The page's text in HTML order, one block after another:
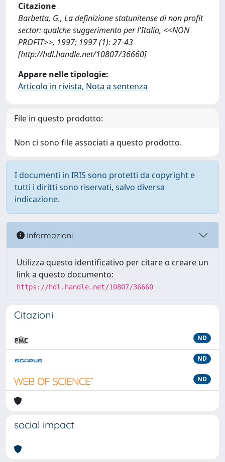
Citazione
Barbetta, G., La definizione statunitense di non profit
sector: qualche suggerimento per l'Italia, <<NON
PROFIT>>, 1997; 1997 (1): 27-43
[http://hdl.handle.net/10807/36660]
Appare nelle tipologie:
Articolo in rivista, Nota a sentenza
File in questo prodotto:
Non ci sono file associati a questo prodotto.
I documenti in IRIS sono protetti da copyright e
tutti i diritti sono riservati, salvo diversa
indicazione.
Informazioni
Utilizza questo identificativo per citare o creare un
link a questo documento:
https://hdl.handle.net/10807/36660
Citazioni
ND
ND
ND
social impact